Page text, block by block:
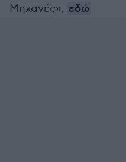
Μηχανές», εδώ